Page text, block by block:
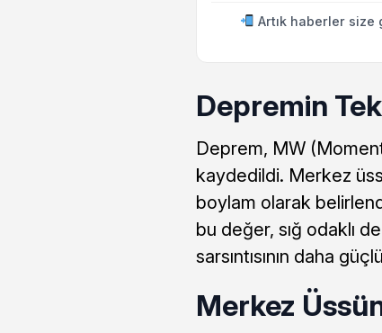
Artık haberler size
Depremin
Deprem, MW
kaydedildi. Merkez
boylam olarak
bu değer, sığ odaklı
sarsıntısının daha
Merkez